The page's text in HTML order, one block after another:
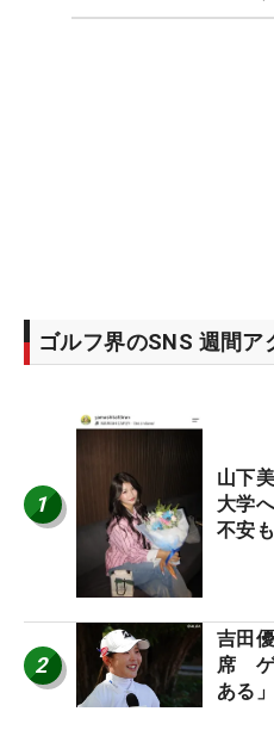
ゴルフ界のSNS 週間ア
1
山下
大学
不安
2
吉田
席 ゲ
ある